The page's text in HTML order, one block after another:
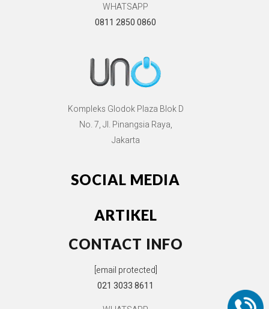
WHATSAPP
0811 2850 0860
Kompleks Glodok Plaza Blok D
No. 7, Jl. Pinangsia Raya,
Jakarta
SOCIAL MEDIA
ARTIKEL
CONTACT INFO
[email protected]
021 3033 8611